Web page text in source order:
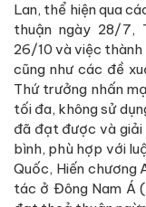
Lan, thể hiện qua
thuận ngày 28/7,
26/10 và việc thành
cũng như các đề
Thứ trưởng nhấn
tối đa, không sử
đã đạt được và giải
bình, phù hợp với
Quốc, Hiến chương
tác ở Đông Nam Á